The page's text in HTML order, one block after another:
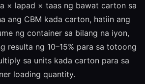
× lapad × taas ng bawat carton sa
ang CBM kada carton, hatiin ang
ng container sa bilang na iyon,
resulta ng 10–15% para sa totoong
sa units kada carton para sa
loading quantity.